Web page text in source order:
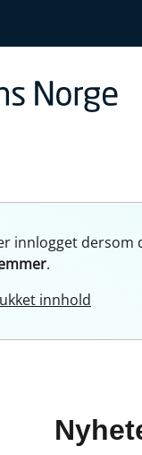
innlogget dersom
.
innhold